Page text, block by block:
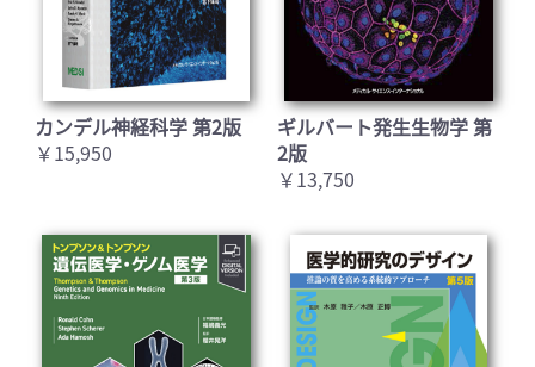
カンデル神経科学 第2版
￥15,950
ギルバート発生生物学 第
2版
￥13,750